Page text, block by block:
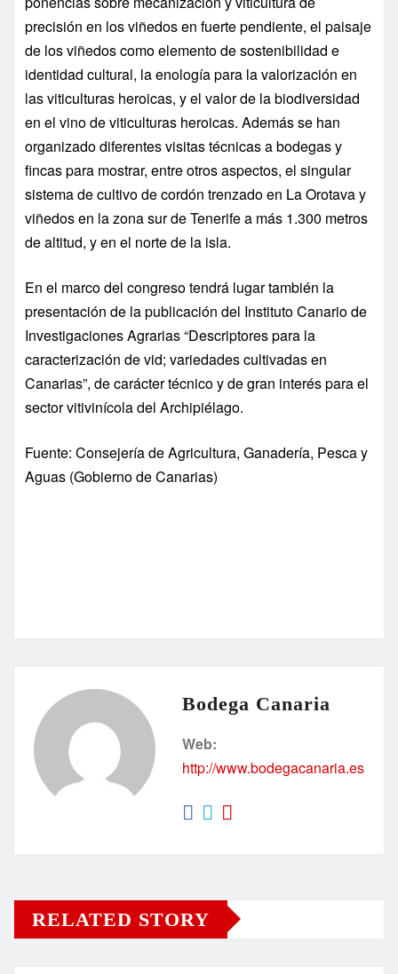
precisión en los viñedos en fuerte pendiente, el paisaje
de los viñedos como elemento de sostenibilidad e
identidad cultural, la enología para la valorización en
las viticulturas heroicas, y el valor de la biodiversidad
en el vino de viticulturas heroicas. Además se han
organizado diferentes visitas técnicas a bodegas y
fincas para mostrar, entre otros aspectos, el singular
sistema de cultivo de cordón trenzado en La Orotava y
viñedos en la zona sur de Tenerife a más 1.300 metros
de altitud, y en el norte de la isla.
En el marco del congreso tendrá lugar también la
presentación de la publicación del Instituto Canario de
Investigaciones Agrarias “Descriptores para la
caracterización de vid; variedades cultivadas en
Canarias”, de carácter técnico y de gran interés para el
sector vitivinícola del Archipiélago.
Fuente: Consejería de Agricultura, Ganadería, Pesca y
Aguas (Gobierno de Canarias)
Bodega Canaria
Web:
http://www.bodegacanaria.es
RELATED STORY